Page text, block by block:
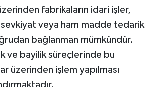
fabrikaların idari işler,
veya ham madde tedarik
bağlanman mümkündür.
ve bayilik süreçlerinde bu
üzerinden işlem yapılması